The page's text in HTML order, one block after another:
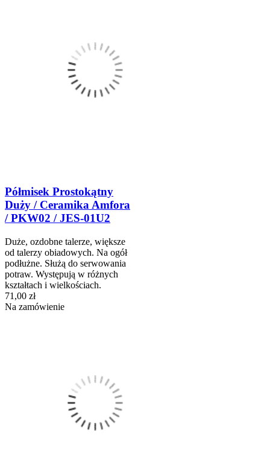
Półmisek Prostokątny
Duży / Ceramika Amfora
/ PKW02 / JES-01U2
Duże, ozdobne talerze, większe
od talerzy obiadowych. Na ogół
podłużne. Służą do serwowania
potraw. Występują w różnych
kształtach i wielkościach.
71,00 zł
Na zamówienie